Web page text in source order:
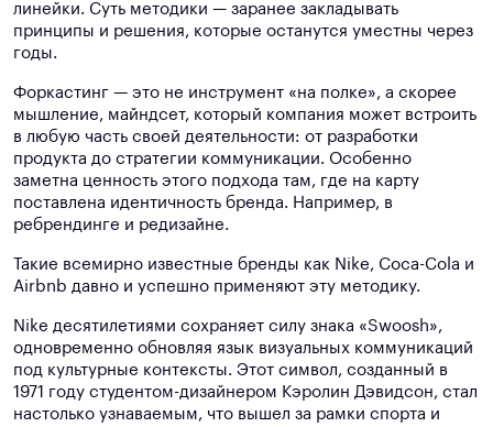
линейки. Суть методики — заранее закладывать
принципы и решения, которые останутся уместны через
годы.
Форкастинг — это не инструмент «на полке», а скорее
мышление, майндсет, который компания может встроить
в любую часть своей деятельности: от разработки
продукта до стратегии коммуникации. Особенно
заметна ценность этого подхода там, где на карту
поставлена идентичность бренда. Например, в
ребрендинге и редизайне.
Такие всемирно известные бренды как Nike, Coca-Cola и
Airbnb давно и успешно применяют эту методику.
Nike десятилетиями сохраняет силу знака «Swoosh»,
одновременно обновляя язык визуальных коммуникаций
под культурные контексты. Этот символ, созданный в
1971 году студентом-дизайнером Кэролин Дэвидсон, стал
настолько узнаваемым, что вышел за рамки спорта и